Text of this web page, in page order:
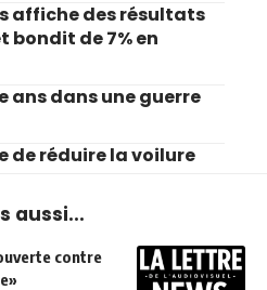
affiche des résultats
bondit de 7% en
ans dans une guerre
de réduire la voilure
aussi...
contre